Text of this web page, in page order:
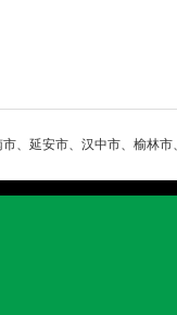
、延安市、汉中市、榆林